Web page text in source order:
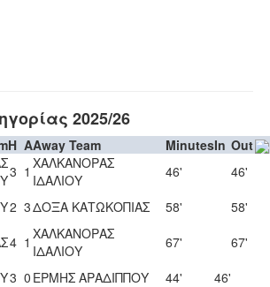
2025/26
H AAway Team MinutesIn Out
3 1 ΧΑΛΚΑΝΟΡΑΣ
ΙΔΑΛΙΟΥ
46'
46'
2 3ΔΟΞΑ ΚΑΤΩΚΟΠΙΑΣ 58'
58'
4 1 ΧΑΛΚΑΝΟΡΑΣ
ΙΔΑΛΙΟΥ
67'
67'
3 0 ΕΡΜΗΣ ΑΡΑΔΙΠΠΟΥ 44'
46'